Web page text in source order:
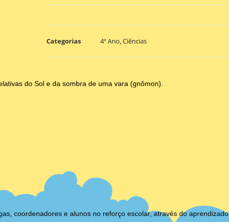
Categorias 4º Ano,Ciências
do Sol e da sombra de uma vara (gnômon).
coordenadores e alunos no reforço escolar, através do aprendizado